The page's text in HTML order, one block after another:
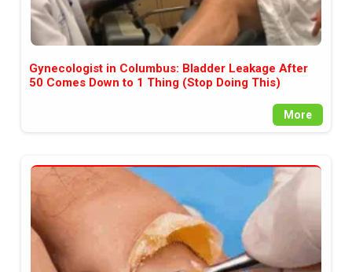
Gynecologist in Columbus: Bladder Leakage After
50 Comes Down to 1 Thing (Stop Doing This)
More